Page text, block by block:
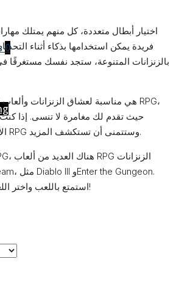
0
فريدة يمكن استخدامها بذكاء أثناء
بالزنزانات المتنوعة، ستجد نفسك مستغرقًا
حيث تقدم لك مغامرة لا تنسى. إذا
الألعاب، فلا تفوت كلاريس RPG وستتمنى أن تستكشف المزيد.
استمتع باللعب واختر اللعبة التي تناسب أسلوبك!